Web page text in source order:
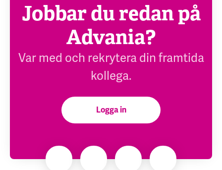
Jobbar du redan på
Advania?
Var med och rekrytera din framtida
kollega.
Logga in